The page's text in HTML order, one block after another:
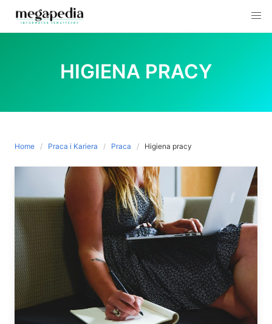
HIGIENA PRACY
Home Praca i Kariera Praca Higiena pracy